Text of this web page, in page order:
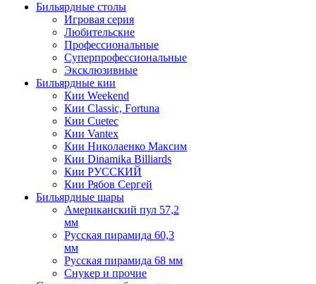
Бильярдные столы
Игровая серия
Любительские
Профессиональные
Суперпрофессиональные
Эксклюзивные
Бильярдные кии
Кии Weekend
Кии Classic, Fortuna
Кии Cuetec
Кии Vantex
Кии Николаенко Максим
Кии Dinamika Billiards
Кии РУССКИЙ
Кии Рябов Сергей
Бильярдные шары
Американский пул 57,2
мм
Русская пирамида 60,3
мм
Русская пирамида 68 мм
Снукер и прочие